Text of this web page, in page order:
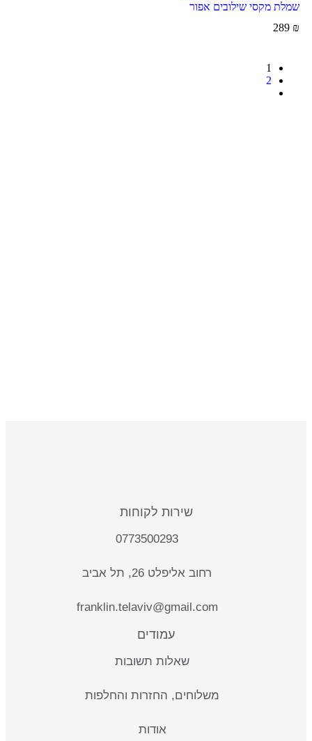
שמלת מקסי שילובים אפור
289 ₪
1
2
שירות לקוחות
0773500293
רחוב אליפלט 26, תל אביב
franklin.telaviv@gmail.com
עמודים
שאלות תשובות
משלוחים, החזרות והחלפות
אודות